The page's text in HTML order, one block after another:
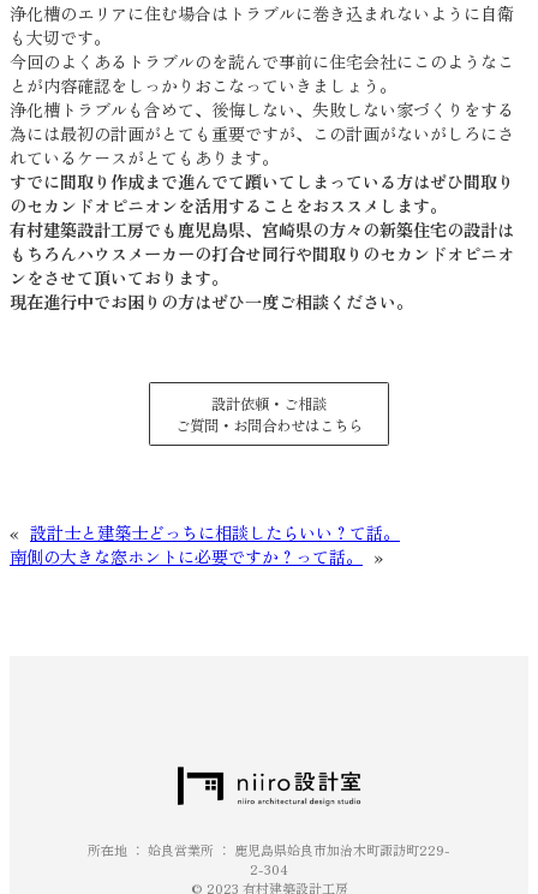
浄化槽のエリアに住む場合はトラブルに巻き込まれないように自衛
も大切です。
今回のよくあるトラブルのを読んで事前に住宅会社にこのようなこ
とが内容確認をしっかりおこなっていきましょう。
浄化槽トラブルも含めて、後悔しない、失敗しない家づくりをする
為には最初の計画がとても重要ですが、この計画がないがしろにさ
れているケースがとてもあります。
すでに間取り作成まで進んでて躓いてしまっている方はぜひ間取り
のセカンドオピニオンを活用することをおススメします。
有村建築設計工房でも鹿児島県、宮崎県の方々の新築住宅の設計は
もちろんハウスメーカーの打合せ同行や間取りのセカンドオピニオ
ンをさせて頂いております。
現在進行中でお困りの方はぜひ一度ご相談ください。
設計依頼・ご相談
ご質問・お問合わせはこちら
« 設計士と建築士どっちに相談したらいい？て話。
南側の大きな窓ホントに必要ですか？って話。
»
所在地 ： 姶良営業所 ： 鹿児島県姶良市加治木町諏訪町229-
2-304
© 2023 有村建築設計工房